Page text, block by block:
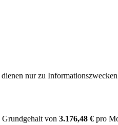
nur zu
Grundgehalt von 3.176,48 € pro